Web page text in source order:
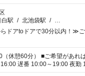
白駅 / 北池袋駅 / …
ドアtoドアで30分以内！≫
希望があれば下記シフトもOK！
遅番 10:00～19:00 夜勤
せたい」 「余裕を持って夕